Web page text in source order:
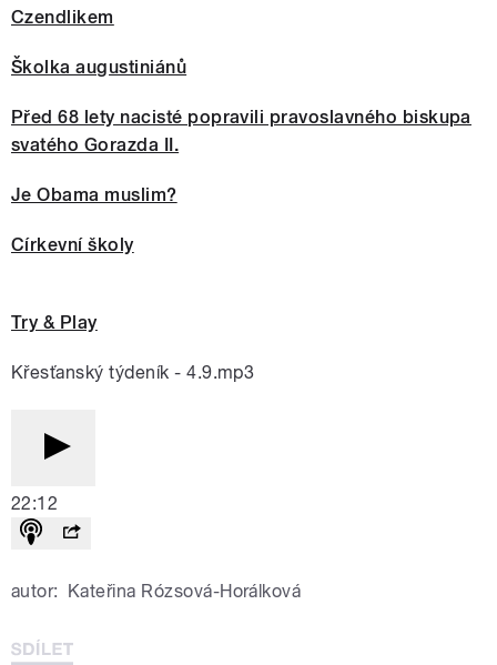
Czendlikem
Školka augustiniánů
Před 68 lety nacisté popravili pravoslavného biskupa
svatého Gorazda II.
Je Obama muslim?
Církevní školy
Try & Play
Křesťanský týdeník - 4.9.mp3
22:12
autor: Kateřina Rózsová-Horálková